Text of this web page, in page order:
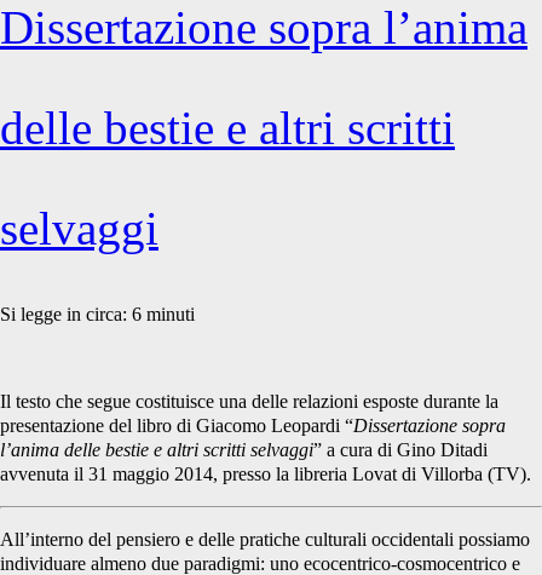
Dissertazione sopra l’anima
delle bestie e altri scritti
selvaggi
Si legge in circa: 6 minuti
Il testo che segue costituisce una delle relazioni esposte durante la
presentazione del libro di Giacomo Leopardi “Dissertazione sopra
l’anima delle bestie e altri scritti selvaggi” a cura di Gino Ditadi
avvenuta il 31 maggio 2014, presso la libreria Lovat di Villorba (TV).
All’interno del pensiero e delle pratiche culturali occidentali possiamo
individuare almeno due paradigmi: uno ecocentrico-cosmocentrico e